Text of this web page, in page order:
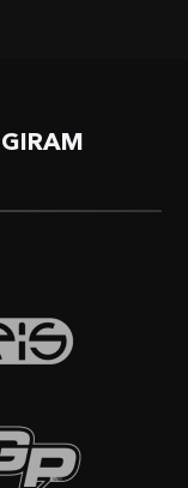
GIRAM